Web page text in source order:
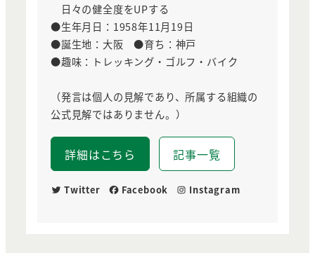
日々の健全度をUPする
●生年月日：1958年11月19日
●誕生地：大阪 ●育ち：神戸
●趣味：トレッキング・ゴルフ・バイク
（発言は個人の見解であり、所属する組織の
公式見解ではありません。）
詳細はこちら 記事一覧
Twitter Facebook Instagram